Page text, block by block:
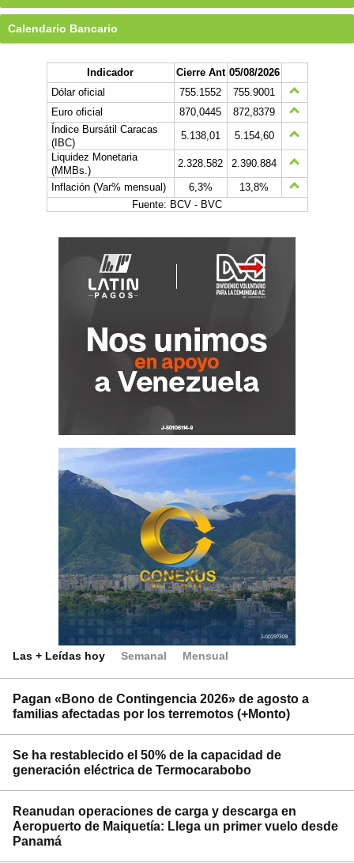
Calendario Bancario
Indicador Cierre Ant 05/08/2026
Dólar oficial
755.1552
755.9001
Euro oficial
870,0445
872,8379
Índice Bursátil Caracas
(IBC)
5.138,01
5.154,60
Liquidez Monetaria
(MMBs.)
2.328.582
2.390.884
Inflación (Var% mensual)
6,3%
13,8%
Fuente: BCV - BVC
Las + Leídas hoy Semanal Mensual
Pagan «Bono de Contingencia 2026» de agosto a
familias afectadas por los terremotos (+Monto)
Se ha restablecido el 50% de la capacidad de
generación eléctrica de Termocarabobo
Reanudan operaciones de carga y descarga en
Aeropuerto de Maiquetía: Llega un primer vuelo desde
Panamá